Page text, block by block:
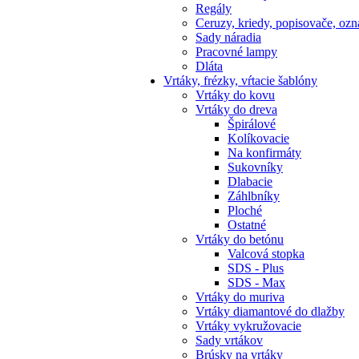
Regály
Ceruzy, kriedy, popisovače,
Sady náradia
Pracovné lampy
Dláta
Vrtáky, frézky, vŕtacie šablóny
Vrtáky do kovu
Vrtáky do dreva
Špirálové
Kolíkovacie
Na konfirmáty
Sukovníky
Dlabacie
Záhlbníky
Ploché
Ostatné
Vrtáky do betónu
Valcová stopka
SDS - Plus
SDS - Max
Vrtáky do muriva
Vrtáky diamantové do dlažby
Vrtáky vykružovacie
Sady vrtákov
Brúsky na vrtáky